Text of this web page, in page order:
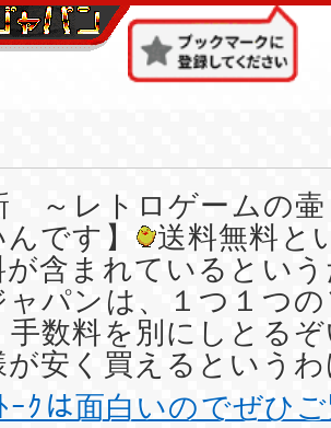
～レトロゲームの壷
です】
送料無料と
が含まれているとい
ャパンは、１つ１つ
手数料を別にしとる
が安く買えるという
ｰｸは面白いのでぜひ